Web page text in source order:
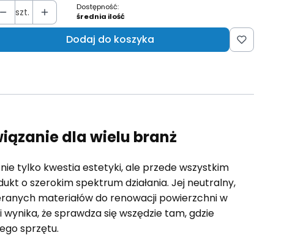
szt.
Dostępność:
średnia ilość
Dodaj do koszyka
dla wielu branż
tylko kwestia estetyki, ale przede wszystkim
o szerokim spektrum działania. Jej neutralny,
materiałów do renowacji powierzchni w
że sprawdza się wszędzie tam, gdzie
sprzętu.